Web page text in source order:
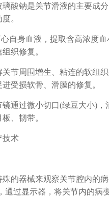
钠是关节滑液的主要成分
。
身血液，提取含高浓度血
织修复。
周围增生、粘连的软组织
受损软骨、滑膜的修复。
过微小切口(绿豆大小)，
、韧带。
术
器械来观察关节腔内的病
通过显示器，将关节内的病